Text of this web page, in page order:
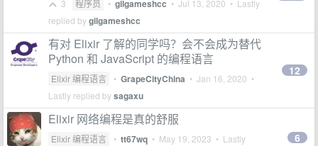
3 程序员 • gilgameshcc • Jul 13, 2020 • Lastly
replied bygilgameshcc
有对 Elixir 了解的同学吗？会不会成为替代
Python 和 JavaScript 的编程语言
Elixir 编程语言 • GrapeCityChina • Jan 16, 2020 •
Lastly replied bysagaxu
12
Elixir 网络编程是真的舒服
Elixir 编程语言 • tt67wq • May 19, 2023 • Lastly
6